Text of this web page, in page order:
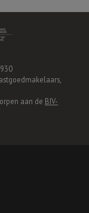
aan de BIV-